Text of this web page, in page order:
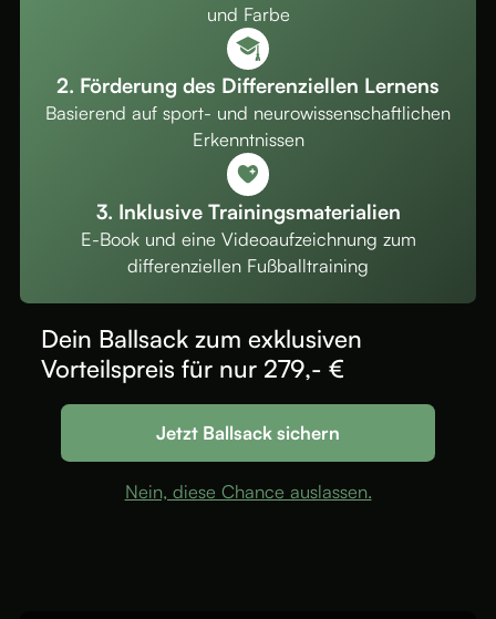
und Farbe
2. Förderung des Differenziellen Lernens
Basierend auf sport- und neurowissenschaftlichen
Erkenntnissen
3. Inklusive Trainingsmaterialien
E-Book und eine Videoaufzeichnung zum
differenziellen Fußballtraining
Dein Ballsack zum exklusiven
Vorteilspreis für nur 279,- €
Jetzt Ballsack sichern
Nein, diese Chance auslassen.